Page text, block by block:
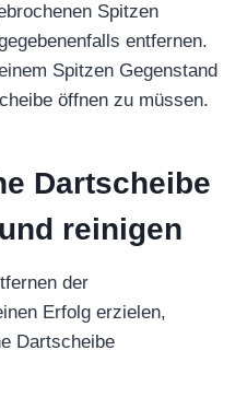
Spitzen
entfernen.
Spitzen Gegenstand
öffnen zu müssen.
Dartscheibe
reinigen
der
Erfolg erzielen,
Dartscheibe